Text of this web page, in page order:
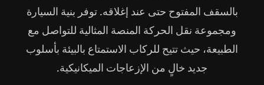
بالسقف المفتوح حتى عند إغلاقه. توفر بنية السيارة
ومجموعة نقل الحركة المنصة المثالية للتواصل مع
الطبيعة، حيث تتيح للركاب الاستمتاع بالبيئة بأسلوب
جديد خالٍ من الإزعاجات الميكانيكية.